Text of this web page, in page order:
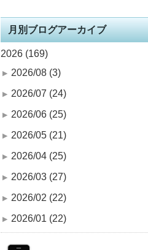
月別ブログアーカイブ
2026 (169)
2026/08 (3)
2026/07 (24)
2026/06 (25)
2026/05 (21)
2026/04 (25)
2026/03 (27)
2026/02 (22)
2026/01 (22)